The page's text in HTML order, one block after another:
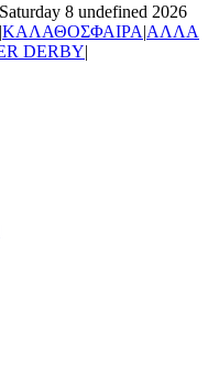
Saturday 8 undefined 2026
|ΚΑΛΑΘΟΣΦΑΙΡΑ|ΑΛΛΑ
DERBY|